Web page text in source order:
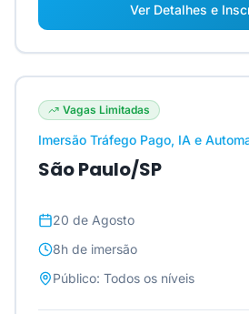
Ver Detalhes e
Vagas Limitadas
Imersão Tráfego Pago, IA e
São Paulo/SP
20 de Agosto
8h de imersão
Público: Todos os níveis